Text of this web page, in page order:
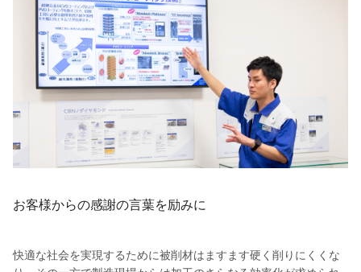
お客様からの感謝の言葉を励みに
快適な社会を実現するために被削材はますます硬く削りにくくな